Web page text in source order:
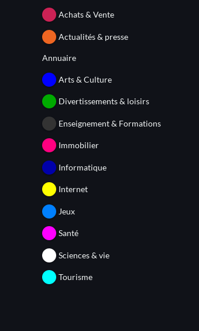
Achats & Vente
Actualités & presse
Annuaire
Arts & Culture
Divertissements & loisirs
Enseignement & Formations
Immobilier
Informatique
Internet
Jeux
Santé
Sciences & vie
Tourisme